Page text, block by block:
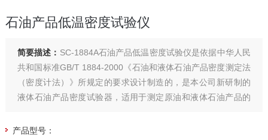
石油产品低温密度试验仪
简要描述： SC-1884A石油产品低温密度试验仪是依据中华人民
共和国标准GB/T 1884-2000《石油和液体石油产品密度测定法
（密度计法）》所规定的要求设计制造的，是本公司新研制的
液体石油产品密度试验器，适用于测定原油和液体石油产品的
产品型号：